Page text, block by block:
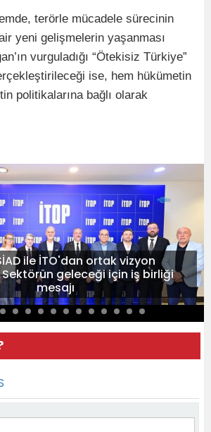
terörle mücadele sürecinin
yeni gelişmelerin yaşanması
vurguladığı “Ötekisiz Türkiye”
ise, hem hükümetin
politikalarına bağlı olarak
ile İTO'dan ortak vizyon
Sektörün geleceği için iş birliği
mesajı